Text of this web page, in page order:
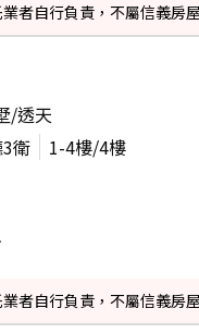
者自行負責，不屬信義房
/透天
衛 1-4樓/4樓
者自行負責，不屬信義房